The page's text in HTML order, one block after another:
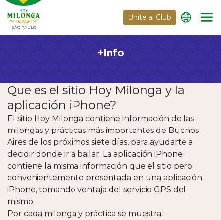
SÃO PAULO
Unite al Club
+Info
Que es el sitio Hoy Milonga y la
aplicación iPhone?
El sitio Hoy Milonga contiene información de las
milongas y prácticas más importantes de Buenos
Aires de los próximos siete días, para ayudarte a
decidir donde ir a bailar. La aplicación iPhone
contiene la misma información que el sitio pero
convenientemente presentada en una aplicación
iPhone, tomando ventaja del servicio GPS del
mismo.
Por cada milonga y práctica se muestra: